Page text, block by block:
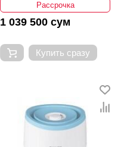
Рассрочка
1 039 500 сум
Купить сразу